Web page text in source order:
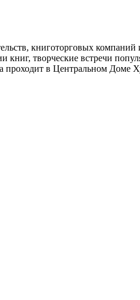
книготорговых
книг, творческие встречи
проходит в Центральном Доме